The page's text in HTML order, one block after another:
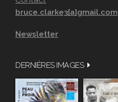
bruce.clarke3[a]gmail.com
Newsletter
DERNIÈRES IMAGES